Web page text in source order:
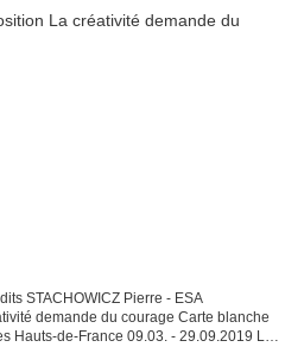
STACHOWICZ Pierre - ESA
Hauts-de-France 09.03. - 29.09.2019 La